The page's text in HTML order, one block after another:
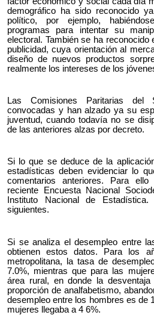
demográfico ha sido reconocido
político, por ejemplo,
programas para intentar su
electoral. También se ha
publicidad, cuya orientación al
diseño de nuevos productos
realmente los intereses de los
Las Comisiones Paritarias
convocadas y han alzado ya su
juventud, cuando todavía no se
de las anteriores alzas por decreto.
Si lo que se deduce de la
estadísticas deben evidenciar lo
comentarios anteriores. Para
reciente Encuesta Nacional
Instituto Nacional de
siguientes.
Si se analiza el desempleo entre
obtienen estos datos. Para los
metropolitana, la tasa de
7.0%, mientras que para las
área rural, en donde la
proporción de analfabetismo,
desempleo entre los hombres es de
mujeres llegaba a 4 6%.